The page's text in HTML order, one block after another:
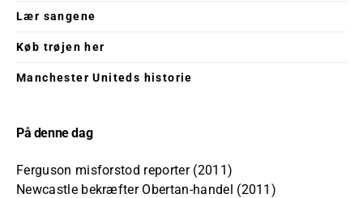
Lær sangene
Køb trøjen her
Manchester Uniteds historie
På denne dag
Ferguson misforstod reporter (2011)
Newcastle bekræfter Obertan-handel (2011)